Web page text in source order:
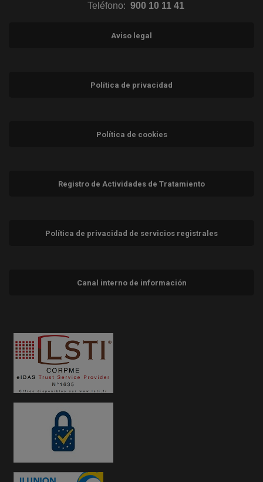
Teléfono: 900 10 11 41
Aviso legal
Política de privacidad
Política de cookies
Registro de Actividades de Tratamiento
Política de privacidad de servicios registrales
Canal interno de información